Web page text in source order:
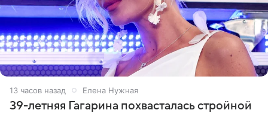
13 часов назад Елена Нужная
39-летняя Гагарина похвасталась стройной